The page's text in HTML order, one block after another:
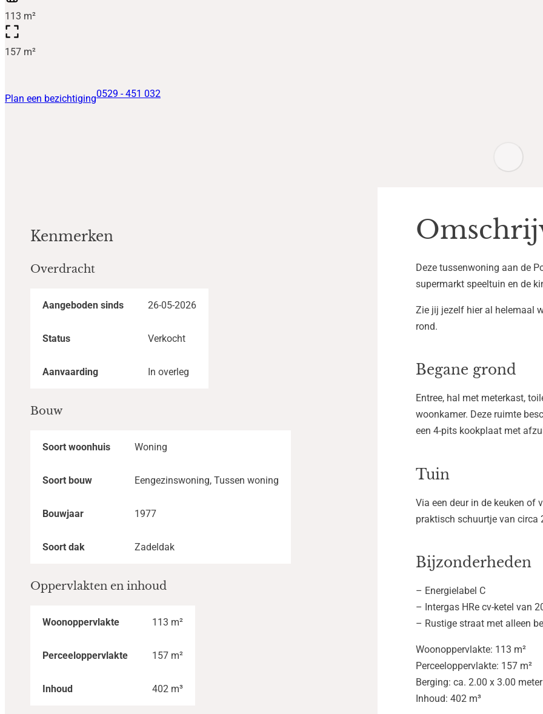
113 m²
157 m²
Plan een bezichtiging0529 - 451 032
Kenmerken
Overdracht
Aangeboden sinds 26-05-2026
Status Verkocht
Aanvaarding In overleg
Bouw
Soort woonhuis Woning
Soort bouw Eengezinswoning, Tussen woning
Bouwjaar 1977
Soort dak Zadeldak
Oppervlakten en inhoud
Woonoppervlakte 113 m²
Perceeloppervlakte 157 m²
Inhoud 402 m³
Deze tussenwoning aan de
supermarkt speeltuin en de
Zie jij jezelf hier al helemaal
rond.
Begane grond
Entree, hal met meterkast,
woonkamer. Deze ruimte
een 4-pits kookplaat met
Tuin
Via een deur in de keuken of
praktisch schuurtje van circa
Bijzonderheden
– Energielabel C
– Intergas HRe cv-ketel van
– Rustige straat met alleen
Woonoppervlakte: 113 m²
Perceeloppervlakte: 157 m²
Berging: ca. 2.00 x 3.00 meter
Inhoud: 402 m³